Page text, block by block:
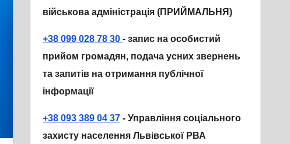
військова адміністрація (ПРИЙМАЛЬНЯ)
+38 099 028 78 30- запис на особистий
прийом громадян, подача усних звернень
та запитів на отримання публічної
інформації
+38 093 389 04 37 - Управління соціального
захисту населення Львівської РВА